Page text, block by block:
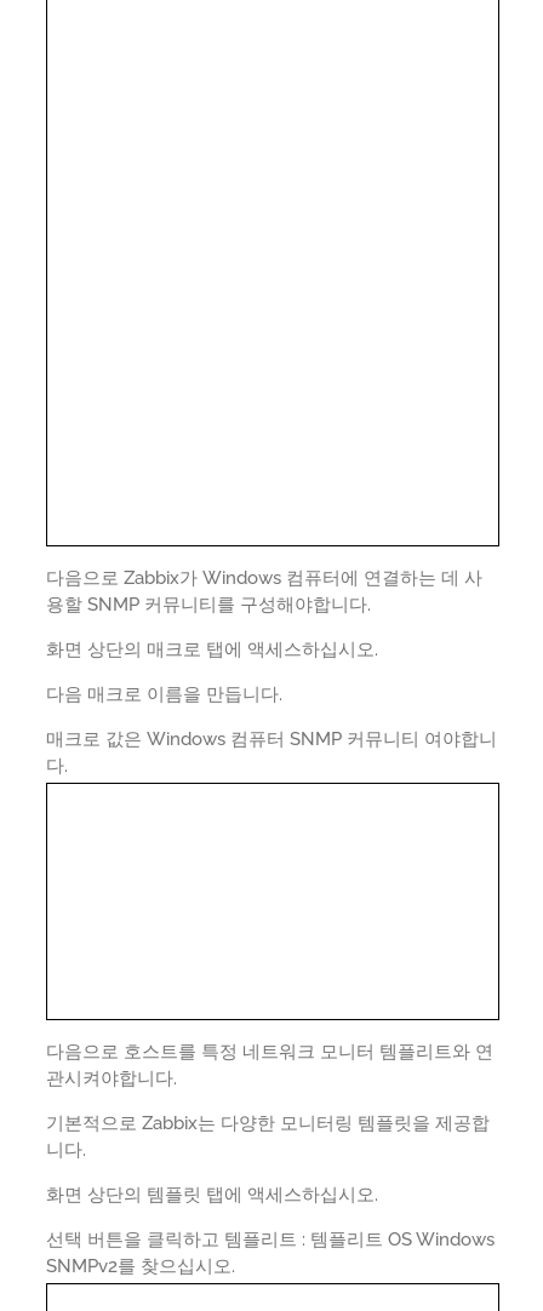
다음으로 Zabbix가 Windows 컴퓨터에 연결하는 데 사
용할 SNMP 커뮤니티를 구성해야합니다.
화면 상단의 매크로 탭에 액세스하십시오.
다음 매크로 이름을 만듭니다.
매크로 값은 Windows 컴퓨터 SNMP 커뮤니티 여야합니
다.
다음으로 호스트를 특정 네트워크 모니터 템플리트와 연
관시켜야합니다.
기본적으로 Zabbix는 다양한 모니터링 템플릿을 제공합
니다.
화면 상단의 템플릿 탭에 액세스하십시오.
선택 버튼을 클릭하고 템플리트 : 템플리트 OS Windows
SNMPv2를 찾으십시오.